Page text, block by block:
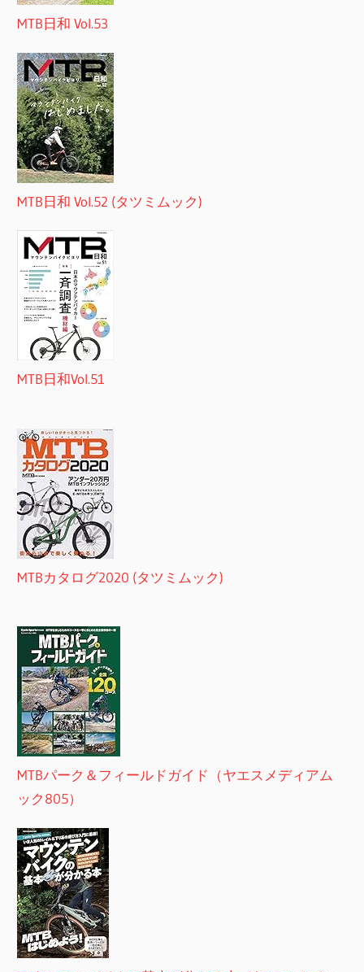
MTB日和 Vol.53
MTB日和 Vol.52 (タツミムック)
MTB日和Vol.51
MTBカタログ2020 (タツミムック)
MTBパーク＆フィールドガイド（ヤエスメディアム
ック805）